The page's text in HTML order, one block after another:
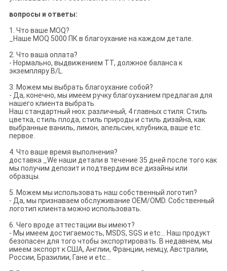
вопросы и ответы:
1. Что ваше MOQ?
_Наше MOQ 5000 ПК в благоухание на каждом детале.
2. Что ваша оплата?
- Нормально, выдвижением TT, должное баланса к
экземпляру B/L.
3. Можем мы выбрать благоухание собой?
- Да, конечно, мы имеем ручку благоуханием предлагая для
нашего клиента выбрать.
Наш стандартный нюх: различный, 4 главных стиля: Стиль
цветка, стиль плода, стиль природы и стиль дизайна, как
выбранные ваниль, лимон, апельсин, клубника, ваше etc.
первое.
4. Что ваше время выполнения?
доставка _We наши детали в течение 35 дней после того как
мы получим депозит и подтвердим все дизайны или
образцы.
5. Можем мы использовать наш собственный логотип?
- Да, мы признаваем обслуживание OEM/OMD. Собственный
логотип клиента можно использовать.
6. Чего вроде аттестации вы имеют?
- Мы имеем достигаемость, MSDS, SGS и etc… Наш продукт
безопасен для того чтобы экспортировать. В недавнем, мы
имеем экспорт к США, Англии, Франции, немцу, Австралии,
России, Бразилии, Гане и etc…